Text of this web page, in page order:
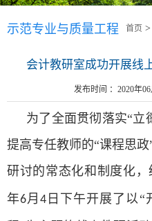
首页 >
示范专业与质量工程
会计教研室成功开展线
发布时间 ：2020年06
为了全面贯彻落实“立
提高专任教师的“课程思
研讨的常态化和制度化
年6月4 日下午开展了以 “